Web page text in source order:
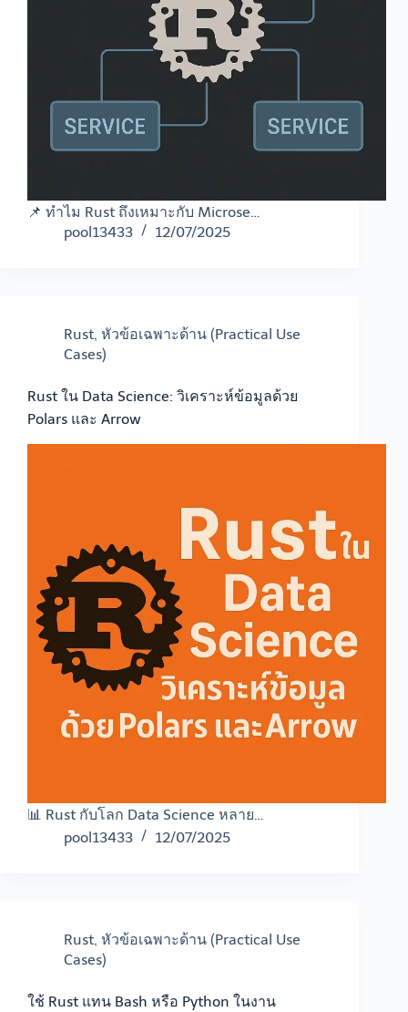
📌 ทำไม Rust ถึงเหมาะกับ Microse…
pool13433
12/07/2025
Rust, หัวข้อเฉพาะด้าน (Practical Use
Cases)
Rust ใน Data Science: วิเคราะห์ข้อมูลด้วย
Polars และ Arrow
📊 Rust กับโลก Data Science หลาย…
pool13433
12/07/2025
Rust, หัวข้อเฉพาะด้าน (Practical Use
Cases)
ใช้ Rust แทน Bash หรือ Python ในงาน